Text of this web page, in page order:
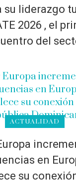
su liderazgo
2026 , el
del
ACTUALIDAD
en
su